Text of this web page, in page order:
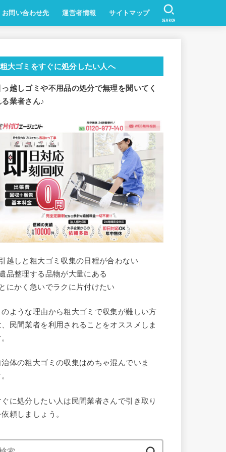
お問い合わせ先 運営者情報 サイトマップ
SEARCH
粗大ゴミをすぐに処分したい人へ
っ越しゴミや不用品の処分で無理を聞いてく
る業者さん♪
越しと粗大ゴミ収集の日程が合わない
品整理する品物が大量にある
にかく急いでラクに片付けたい
のような理由から粗大ゴミで収集が難しい方
、民間業者を利用されることをオススメしま
治体の粗大ゴミの収集はめちゃ混んでいま
ぐに処分したい人は民間業者さんで引き取り
頼しましょう。